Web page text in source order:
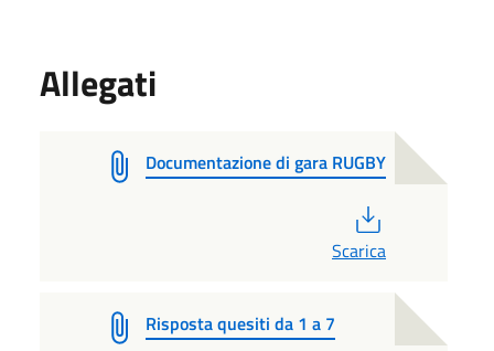
Allegati
Documentazione di gara RUGBY
Scarica
Risposta quesiti da 1 a 7